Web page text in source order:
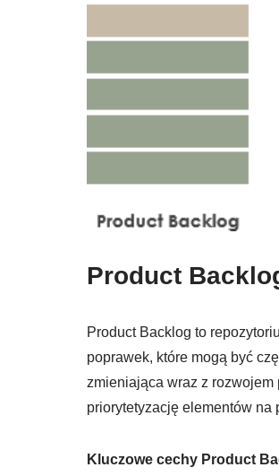
Product
Product Backlog to
poprawek, które mogą być
zmieniająca wraz z rozwojem
priorytetyzację elementów na
Kluczowe cechy Product